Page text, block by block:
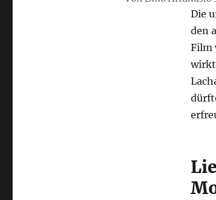
Die
den
Film